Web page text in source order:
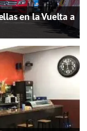
en la Vuelta a